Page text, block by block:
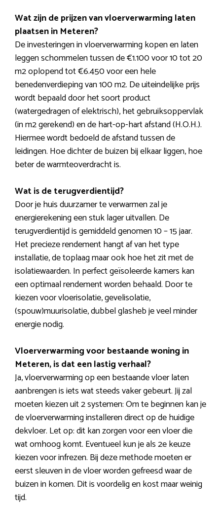
Wat zijn de prijzen van vloerverwarming laten
plaatsen in Meteren?
De investeringen in vloerverwarming kopen en laten
leggen schommelen tussen de €1.100 voor 10 tot 20
m2 oplopend tot €6.450 voor een hele
benedenverdieping van 100 m2. De uiteindelijke prijs
wordt bepaald door het soort product
(watergedragen of elektrisch), het gebruiksoppervlak
(in m2 gerekend) en de hart-op-hart afstand (H.O.H.).
Hiermee wordt bedoeld de afstand tussen de
leidingen. Hoe dichter de buizen bij elkaar liggen, hoe
beter de warmteoverdracht is.
Wat is de terugverdientijd?
Door je huis duurzamer te verwarmen zal je
energierekening een stuk lager uitvallen. De
terugverdientijd is gemiddeld genomen 10 – 15 jaar.
Het precieze rendement hangt af van het type
installatie, de toplaag maar ook hoe het zit met de
isolatiewaarden. In perfect geïsoleerde kamers kan
een optimaal rendement worden behaald. Door te
kiezen voor vloerisolatie, gevelisolatie,
(spouw)muurisolatie, dubbel glasheb je veel minder
energie nodig.
Vloerverwarming voor bestaande woning in
Meteren, is dat een lastig verhaal?
Ja, vloerverwarming op een bestaande vloer laten
aanbrengen is iets wat steeds vaker gebeurt. Jij zal
moeten kiezen uit 2 systemen: Om te beginnen kan je
de vloerverwarming installeren direct op de huidige
dekvloer. Let op: dit kan zorgen voor een vloer die
wat omhoog komt. Eventueel kun je als 2e keuze
kiezen voor infrezen. Bij deze methode moeten er
eerst sleuven in de vloer worden gefreesd waar de
buizen in komen. Dit is voordelig en kost maar weinig
tijd.